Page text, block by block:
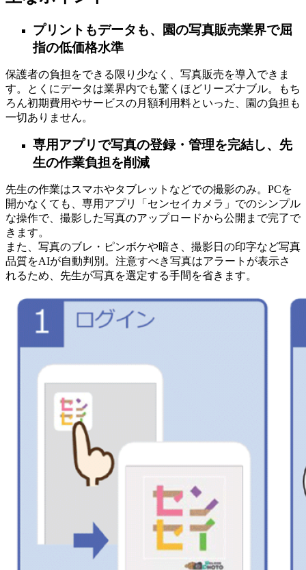
プリントもデータも、園の写真販売業界で屈
指の低価格水準
保護者の負担をできる限り少なく、写真販売を導入できま
す。とくにデータは業界内でも驚くほどリーズナブル。もち
ろん初期費用やサービスの月額利用料といった、園の負担も
一切ありません。
専用アプリで写真の登録・管理を完結し、先
生の作業負担を削減
先生の作業はスマホやタブレットなどでの撮影のみ。PCを
開かなくても、専用アプリ「センセイカメラ」でのシンプル
な操作で、撮影した写真のアップロードから公開まで完了で
きます。
また、写真のブレ・ピンボケや暗さ、撮影日の印字など写真
品質をAIが自動判別。注意すべき写真はアラートが表示さ
れるため、先生が写真を選定する手間を省きます。